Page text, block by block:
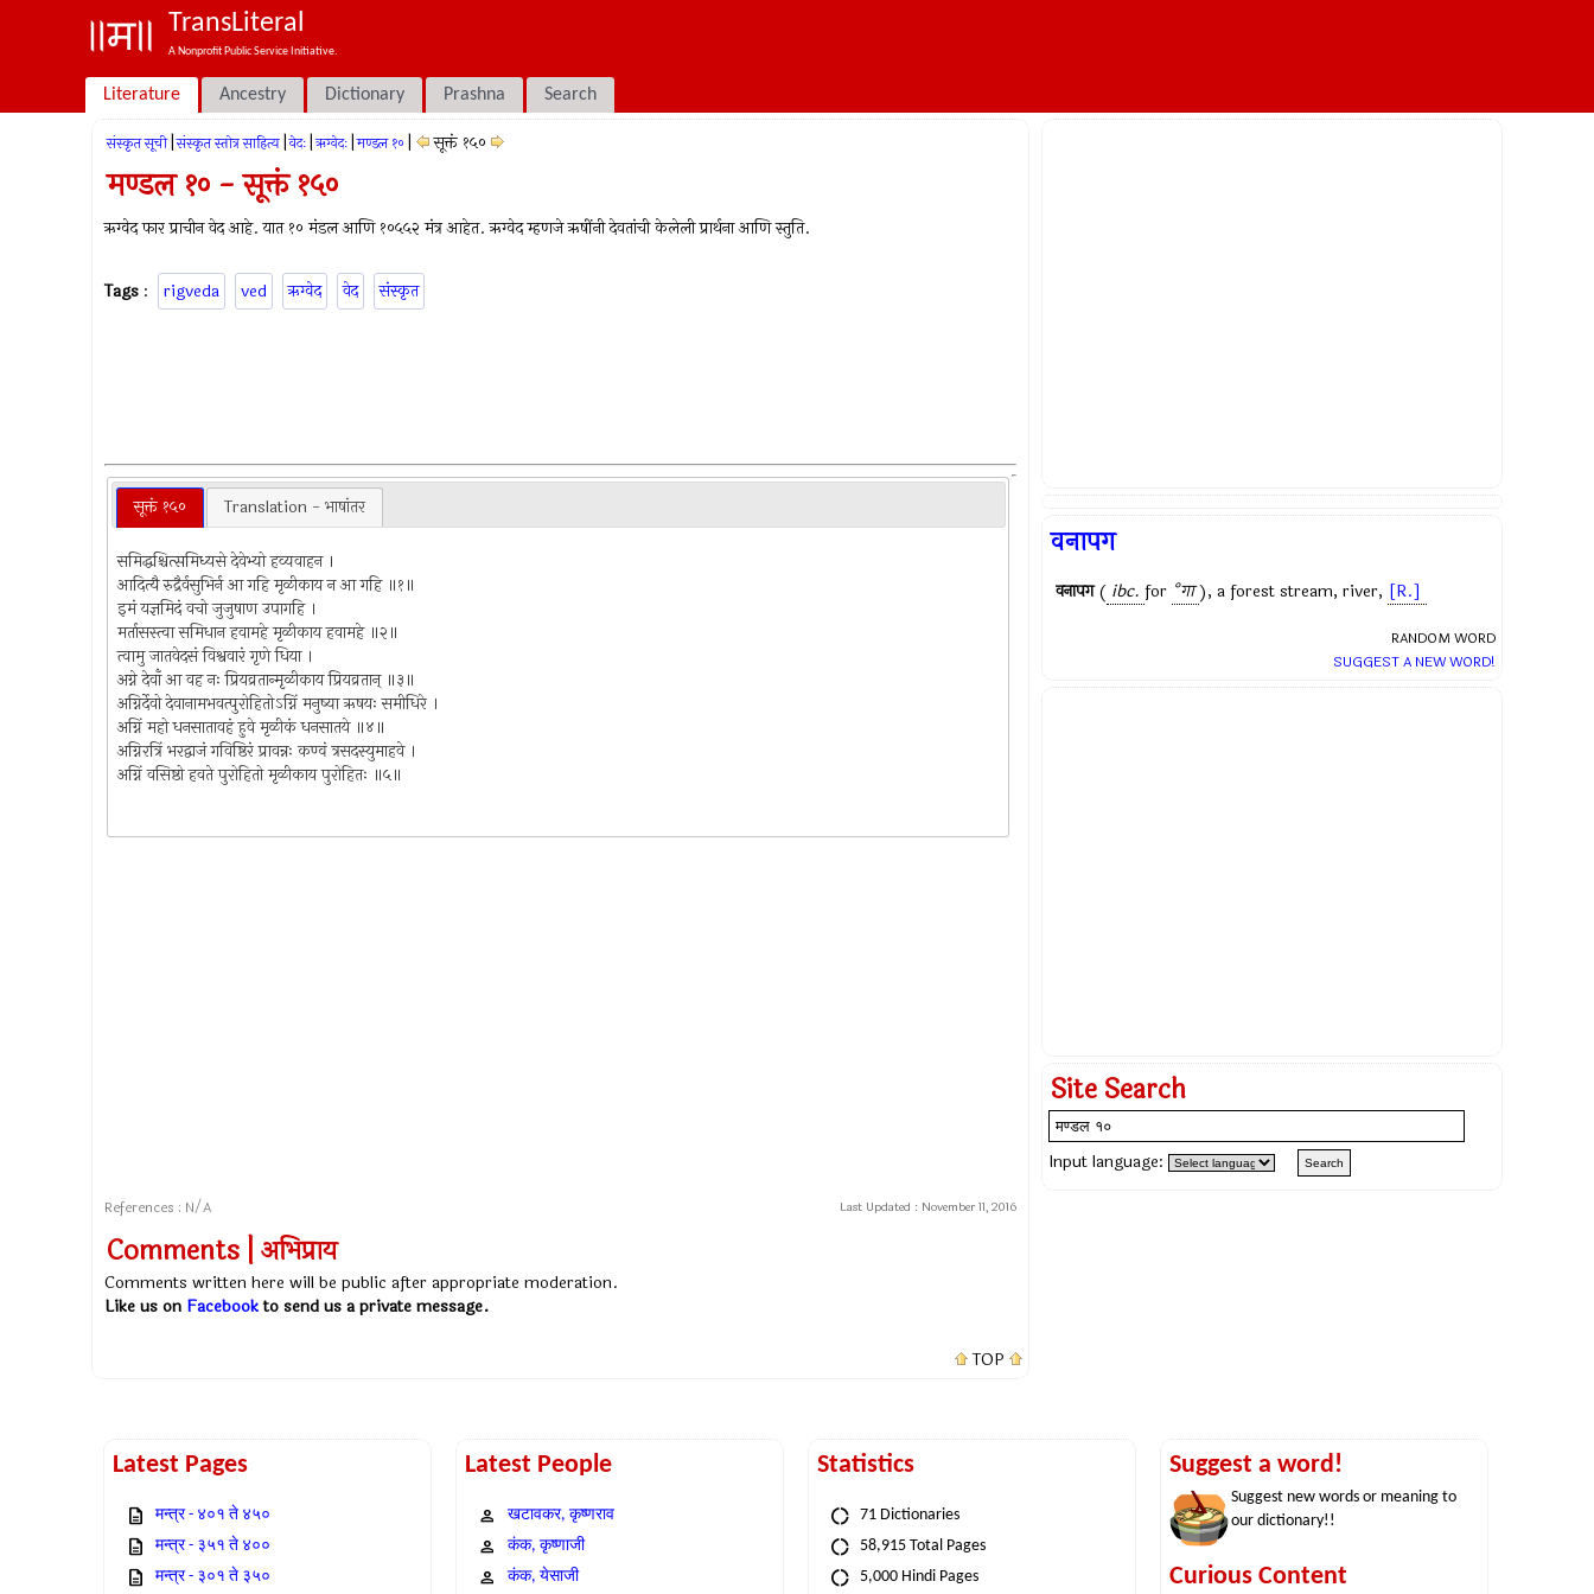
TransLiteral
A Nonprofit Public Service Initiative.
Literature Ancestry Dictionary Prashna Search
संस्कृत सूची संस्कृत स्तोत्र साहित्य वेदः ऋग्वेदः मण्डल १० सूक्तं १५०
मण्डल १० - सूक्तं १५०
ऋग्वेद फार प्राचीन वेद आहे. यात १० मंडल आणि १०५५२ मंत्र आहेत. ऋग्वेद म्हणजे ऋषींनी देवतांची केलेली प्रार्थना आणि स्तुति.
Tags : rigveda ved ऋग्वेद वेद संस्कृत
सूक्तं १५० Translation - भाषांतर
समिद्धश्चित्समिध्यसे देवेभ्यो हव्यवाहन ।
आदित्यै रुद्रैर्वसुभिर्न आ गहि मृळीकाय न आ गहि ॥१॥
इमं यज्ञमिदं वचो जुजुषाण उपागहि ।
मर्तासस्त्वा समिधान हवामहे मृळीकाय हवामहे ॥२॥
त्वामु जातवेदसं विश्ववारं गृणे धिया ।
अग्ने देवाँ आ वह नः प्रियव्रतान्मृळीकाय प्रियव्रतान् ॥३॥
अग्निर्देवो देवानामभवत्पुरोहितोऽग्निं मनुष्या ऋषयः समीधिरे ।
अग्निं महो धनसातावहं हुवे मृळीकं धनसातये ॥४॥
अग्निरत्रिं भरद्वाजं गविष्ठिरं प्रावन्नः कण्वं त्रसदस्युमाहवे ।
अग्निं वसिष्ठो हवते पुरोहितो मृळीकाय पुरोहितः ॥५॥
References : N/A Last Updated : November 11, 2016
Comments | अभिप्राय
Comments written here will be public after appropriate moderation.
Like us on Facebookto send us a private message.
TOP
वनापग
वनापग ( ibc. for °गा), a forest stream, river, [R.]
RANDOM WORD
SUGGEST A NEW WORD!
Site Search
Input language:
Latest Pages
मन्त्र - ४०१ ते ४५०
मन्त्र - ३५१ ते ४००
मन्त्र - ३०१ ते ३५०
Latest People
खटावकर, कृष्णराव
कंक, कृष्णाजी
कंक, येसाजी
Statistics
71 Dictionaries
58,915 Total Pages
5,000 Hindi Pages
Suggest a word!
Suggest new words or meaning to
our dictionary!!
Curious Content